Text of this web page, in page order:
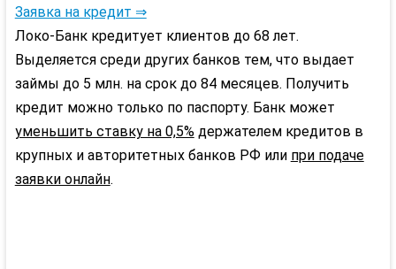
Заявка на кредит ⇒
Локо-Банк кредитует клиентов до 68 лет.
Выделяется среди других банков тем, что выдает
займы до 5 млн. на срок до 84 месяцев. Получить
кредит можно только по паспорту. Банк может
уменьшить ставку на 0,5% держателем кредитов в
крупных и авторитетных банков РФ или при подаче
заявки онлайн.